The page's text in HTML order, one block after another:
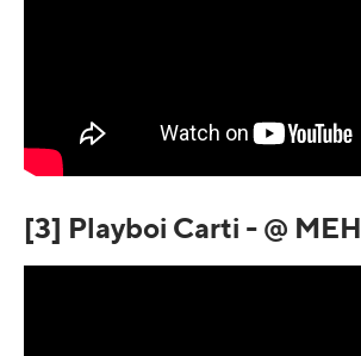
[3] Playboi Carti - @ MEH